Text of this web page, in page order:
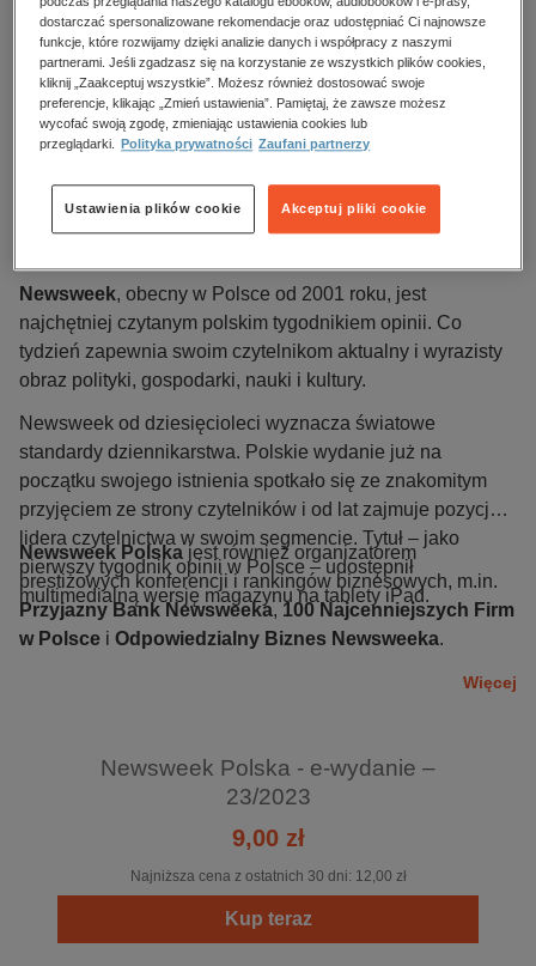
Numer: 23/2023
Data dostępności:05.06.2023
Data wydania:11.06.2023
Język publikacji:polski
ISBN: 1642-5685
Newsweek, obecny w Polsce od 2001 roku, jest
najchętniej czytanym polskim tygodnikiem opinii. Co
tydzień zapewnia swoim czytelnikom aktualny i wyrazisty
obraz polityki, gospodarki, nauki i kultury.
Newsweek od dziesięcioleci wyznacza światowe
standardy dziennikarstwa. Polskie wydanie już na
początku swojego istnienia spotkało się ze znakomitym
przyjęciem ze strony czytelników i od lat zajmuje pozycję
lidera czytelnictwa w swoim segmencie. Tytuł – jako
pierwszy tygodnik opinii w Polsce – udostępnił
multimedialną wersję magazynu na tablety iPad.
Newsweek Polska jest również organizatorem
prestiżowych konferencji i rankingów biznesowych, m.in.
Przyjazny Bank Newsweeka, 100 Najcenniejszych Firm
w Polsce i Odpowiedzialny Biznes Newsweeka.
Więcej
Newsweek Polska - e-wydanie –
23/2023
9,00 zł
Najniższa cena z ostatnich 30 dni: 12,00 zł
Kup teraz
dostarczać spersonalizowane rekomendacje oraz udostępniać Ci najnowsze
funkcje, które rozwijamy dzięki analizie danych i współpracy z naszymi
partnerami. Jeśli zgadzasz się na korzystanie ze wszystkich plików cookies,
kliknij „Zaakceptuj wszystkie”. Możesz również dostosować swoje
preferencje, klikając „Zmień ustawienia”. Pamiętaj, że zawsze możesz
wycofać swoją zgodę, zmieniając ustawienia cookies lub
przeglądarki.
Polityka prywatności Zaufani partnerzy
Akceptuj pliki cookie
Ustawienia plików cookie